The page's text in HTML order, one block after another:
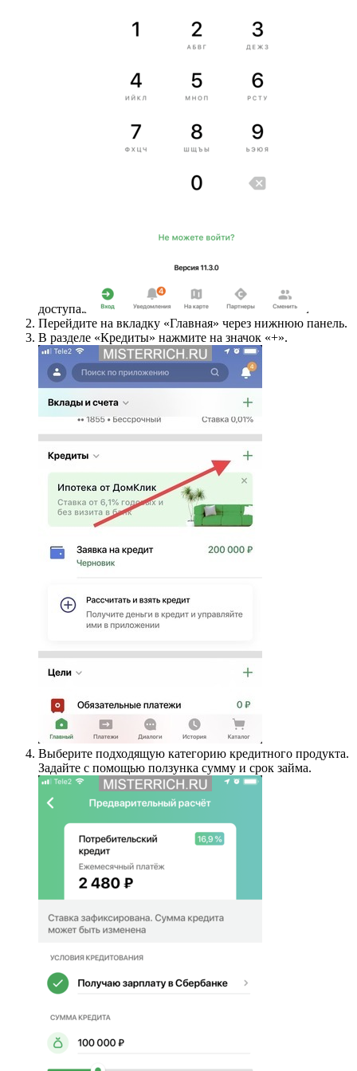
доступа.
Перейдите на вкладку «Главная» через нижнюю панель.
В разделе «Кредиты» нажмите на значок «+».
Выберите подходящую категорию кредитного продукта.
Задайте с помощью ползунка сумму и срок займа.